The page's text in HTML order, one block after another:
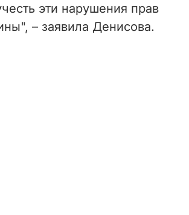
эти нарушения прав
– заявила Денисова.